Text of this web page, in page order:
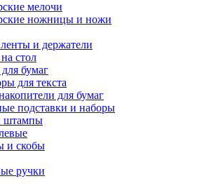
мелочи
ножницы и ножи
и держатели
стол
бумаг
для текста
для бумаг
подставки и наборы
штампы
и скобы
ручки